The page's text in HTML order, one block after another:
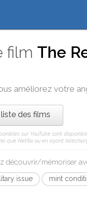
film The
améliorez votre
des films
sur YouTube sont
que Netflix ou en ayant
découvrir/mémoriser
issue mint